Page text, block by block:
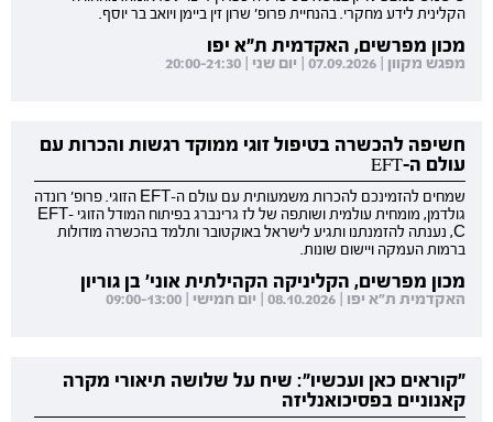
הקלינית לידע מחקרי. בהנחיית פרופ' שרון זין ביימן ויואב בר יוסף.
מכון מפרשים, האקדמית ת"א יפו
מפגש מקוון | 07.09.2026 | יום שני | 20:00-21:30
חשיפה להכשרה בטיפול זוגי ממוקד רגשות והכרות עם
עולם ה-EFT
שמחים להזמינכם להכרות משמעותית עם עולם ה-EFT הזוגי. פרופ' רונדה
גולדמן, מומחית עולמית ושותפה של לז גרינברג בפיתוח המודל הזוגי EFT-
C, נענתה להזמנתנו ותגיע לישראל באוקטובר ותלמד בהכשרה מודולות
ברמות העמקה ויישום שונות.
מכון מפרשים, הקליניקה הקהילתית אוני' בן גוריון
האקדמית ת"א יפו | 08.10.2026 | יום חמישי | 09:00-13:00
"קוראים כאן ועכשיו": שיח על שלושה תיאורי מקרה
קאנוניים בפסיכואנליזה